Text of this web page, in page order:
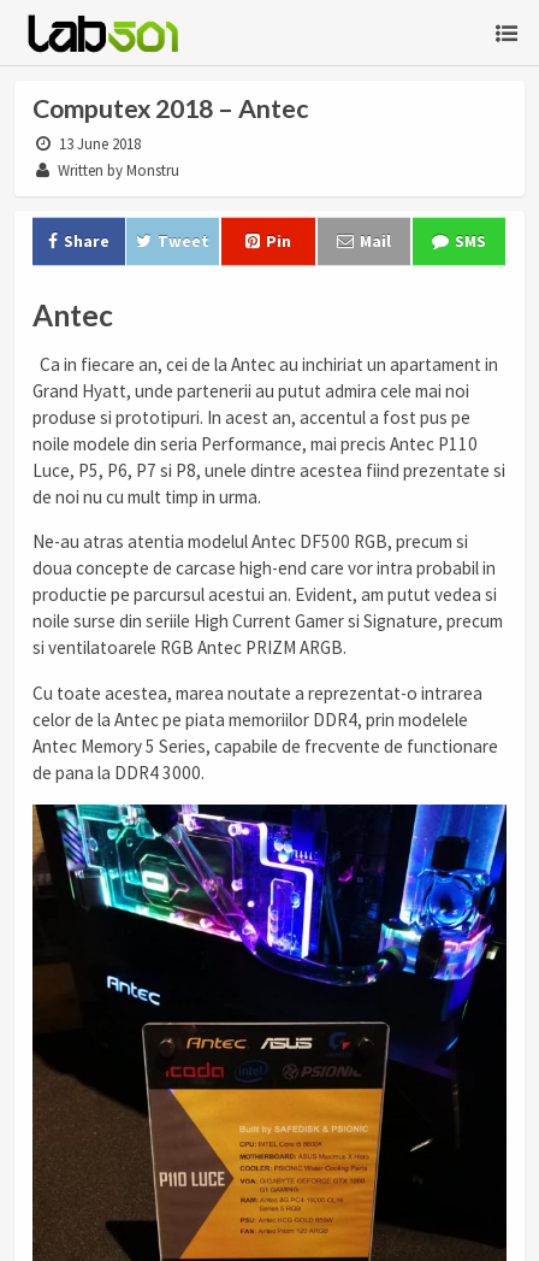
Computex 2018 – Antec
13 June 2018
Written by Monstru
Share Tweet Pin Mail SMS
Antec
Ca in fiecare an, cei de la Antec au inchiriat un apartament in
Grand Hyatt, unde partenerii au putut admira cele mai noi
produse si prototipuri. In acest an, accentul a fost pus pe
noile modele din seria Performance, mai precis Antec P110
Luce, P5, P6, P7 si P8, unele dintre acestea fiind prezentate si
de noi nu cu mult timp in urma.
Ne-au atras atentia modelul Antec DF500 RGB, precum si
doua concepte de carcase high-end care vor intra probabil in
productie pe parcursul acestui an. Evident, am putut vedea si
noile surse din seriile High Current Gamer si Signature, precum
si ventilatoarele RGB Antec PRIZM ARGB.
Cu toate acestea, marea noutate a reprezentat-o intrarea
celor de la Antec pe piata memoriilor DDR4, prin modelele
Antec Memory 5 Series, capabile de frecvente de functionare
de pana la DDR4 3000.